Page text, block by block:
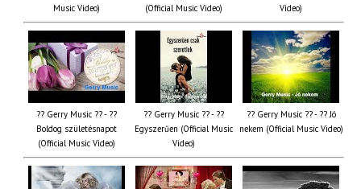
Music Video)
(Official Music Video)
Video)
?? Gerry Music ?? - ??
Boldog születésnapot
(Official Music Video)
?? Gerry Music ?? - ??
Egyszerűen (Official Music
Video)
?? Gerry Music ?? - ?? Jó
nekem (Official Music Video)